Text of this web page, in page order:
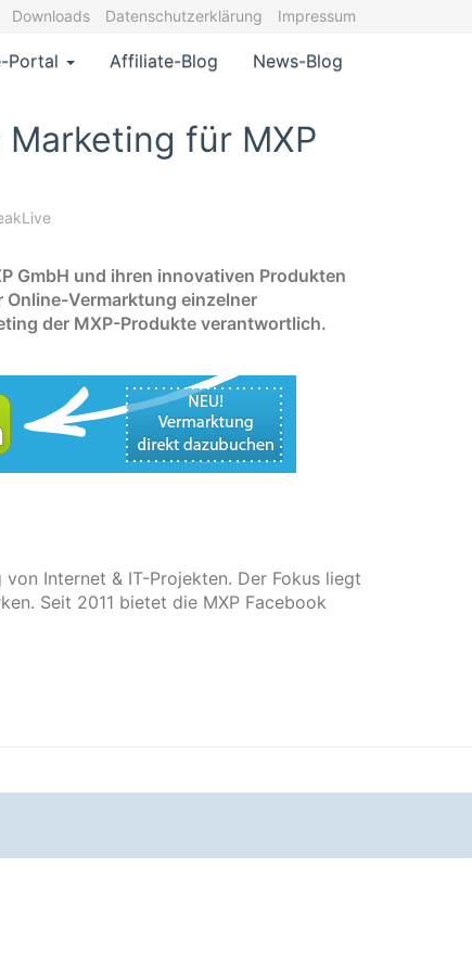
Downloads Datenschutzerklärung Impressum
Portal Affiliate-Blog News-Blog
für MXP
GmbH und ihren innovativen Produkten
Online-Vermarktung einzelner
der MXP-Produkte verantwortlich.
Internet & IT-Projekten. Der Fokus liegt
Seit 2011 bietet die MXP Facebook